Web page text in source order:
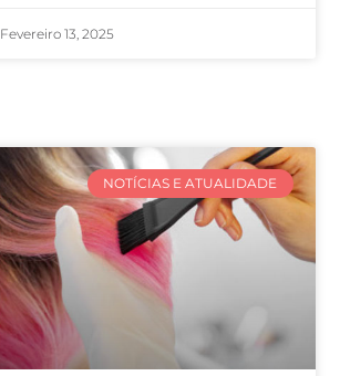
Fevereiro 13, 2025
NOTÍCIAS E ATUALIDADE